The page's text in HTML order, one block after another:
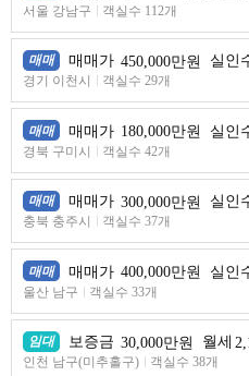
서울 강남구 객실수 112개
매매 매매가 450,000만원 실인
경기 이천시 객실수 29개
매매 매매가 180,000만원 실인
경북 구미시 객실수 42개
매매 매매가 300,000만원 실인
충북 충주시 객실수 37개
매매 매매가 400,000만원 실인
울산 남구 객실수 33개
임대 보증금 30,000만원 월세
인천 남구(미추홀구) 객실수 38개